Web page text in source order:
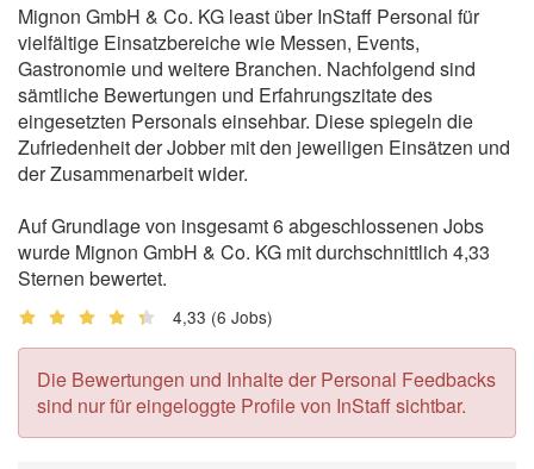
Mignon GmbH & Co. KG least über InStaff Personal für
vielfältige Einsatzbereiche wie Messen, Events,
Gastronomie und weitere Branchen. Nachfolgend sind
sämtliche Bewertungen und Erfahrungszitate des
eingesetzten Personals einsehbar. Diese spiegeln die
Zufriedenheit der Jobber mit den jeweiligen Einsätzen und
der Zusammenarbeit wider.
Auf Grundlage von insgesamt 6 abgeschlossenen Jobs
wurde Mignon GmbH & Co. KG mit durchschnittlich 4,33
Sternen bewertet.
4,33 (6 Jobs)
Die Bewertungen und Inhalte der Personal Feedbacks
sind nur für eingeloggte Profile von InStaff sichtbar.